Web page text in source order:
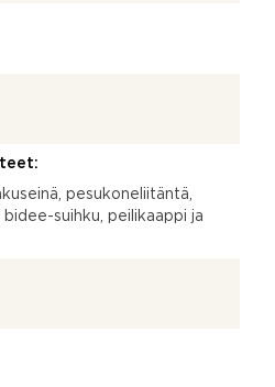
pesukoneliitäntä,
bidee-suihku, peilikaappi ja